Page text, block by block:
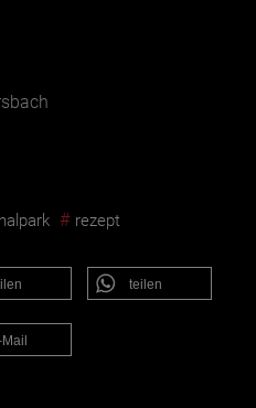
# rezept
teilen
Mail